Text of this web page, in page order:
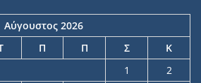
Αύγουστος 2026
Π Π Σ
Κ
1
2